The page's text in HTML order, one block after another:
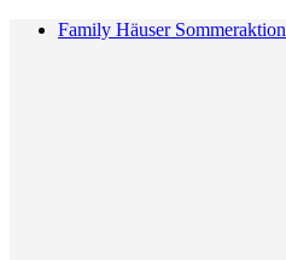
Family Häuser Sommeraktion